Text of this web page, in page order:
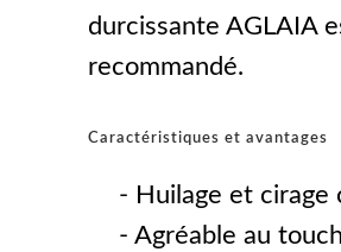
durcissante AGLAIA
recommandé.
Caractéristiques et avantages
- Huilage et cirage
- Agréable au